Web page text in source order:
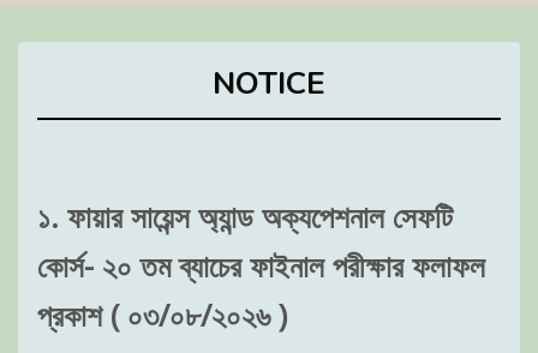
NOTICE
১. ফায়ার সায়েন্স অ্যান্ড অক্যপেশনাল সেফটি
কোর্স- ২০ তম ব্যাচের ফাইনাল পরীক্ষার ফলাফল
প্রকাশ ( ০৩/০৮/২০২৬ )